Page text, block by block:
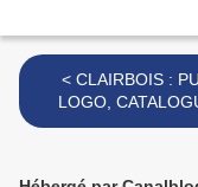
< CLAIRBOIS : PUB,
LOGO,
DIVERS,